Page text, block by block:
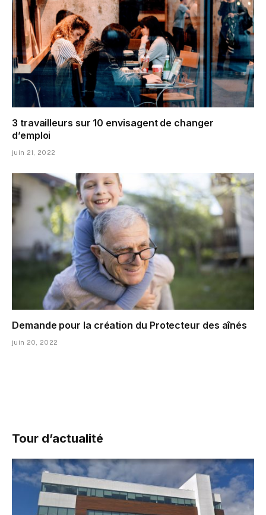
3 travailleurs sur 10 envisagent de changer
d’emploi
juin 21, 2022
Demande pour la création du Protecteur des aînés
juin 20, 2022
Tour d’actualité